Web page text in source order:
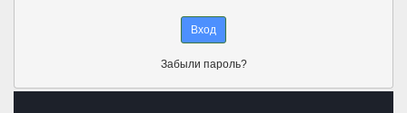
Забыли пароль?